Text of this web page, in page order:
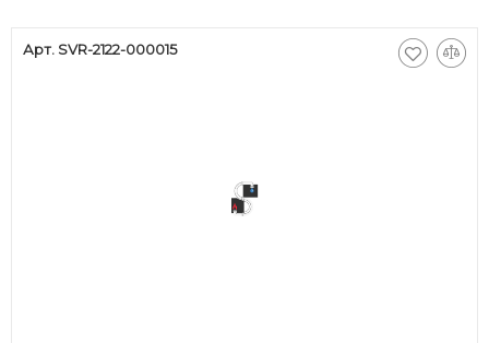
Арт. SVR-2122-000015